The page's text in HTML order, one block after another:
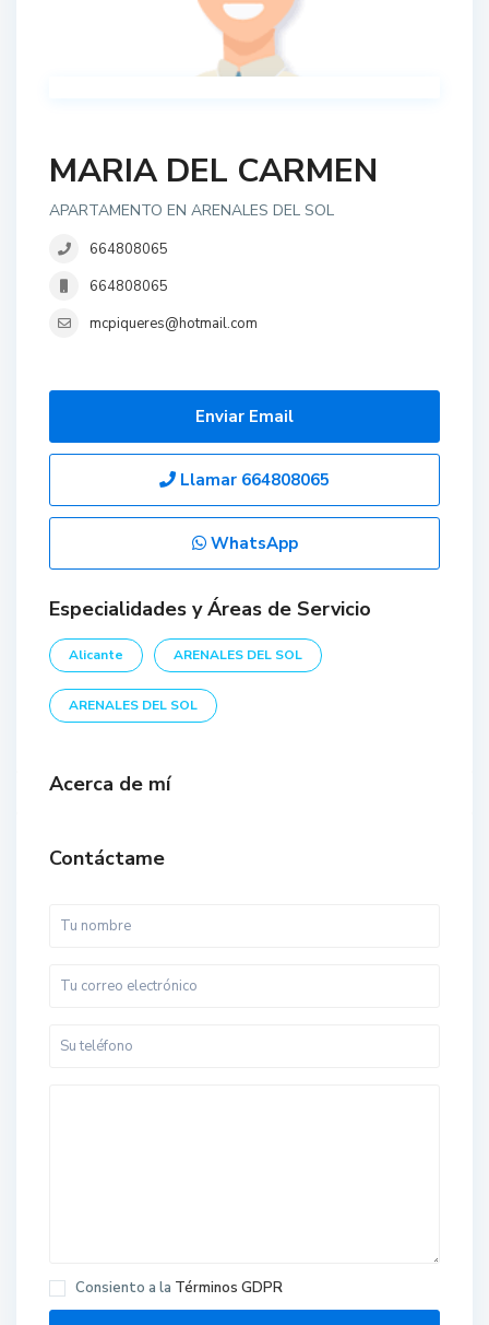
MARIA DEL CARMEN
APARTAMENTO EN ARENALES DEL SOL
664808065
664808065
mcpiqueres@hotmail.com
Enviar Email
Llamar 664808065
WhatsApp
Especialidades y Áreas de Servicio
Alicante ARENALES DEL SOL
ARENALES DEL SOL
Acerca de mí
Contáctame
Consiento a la Términos GDPR